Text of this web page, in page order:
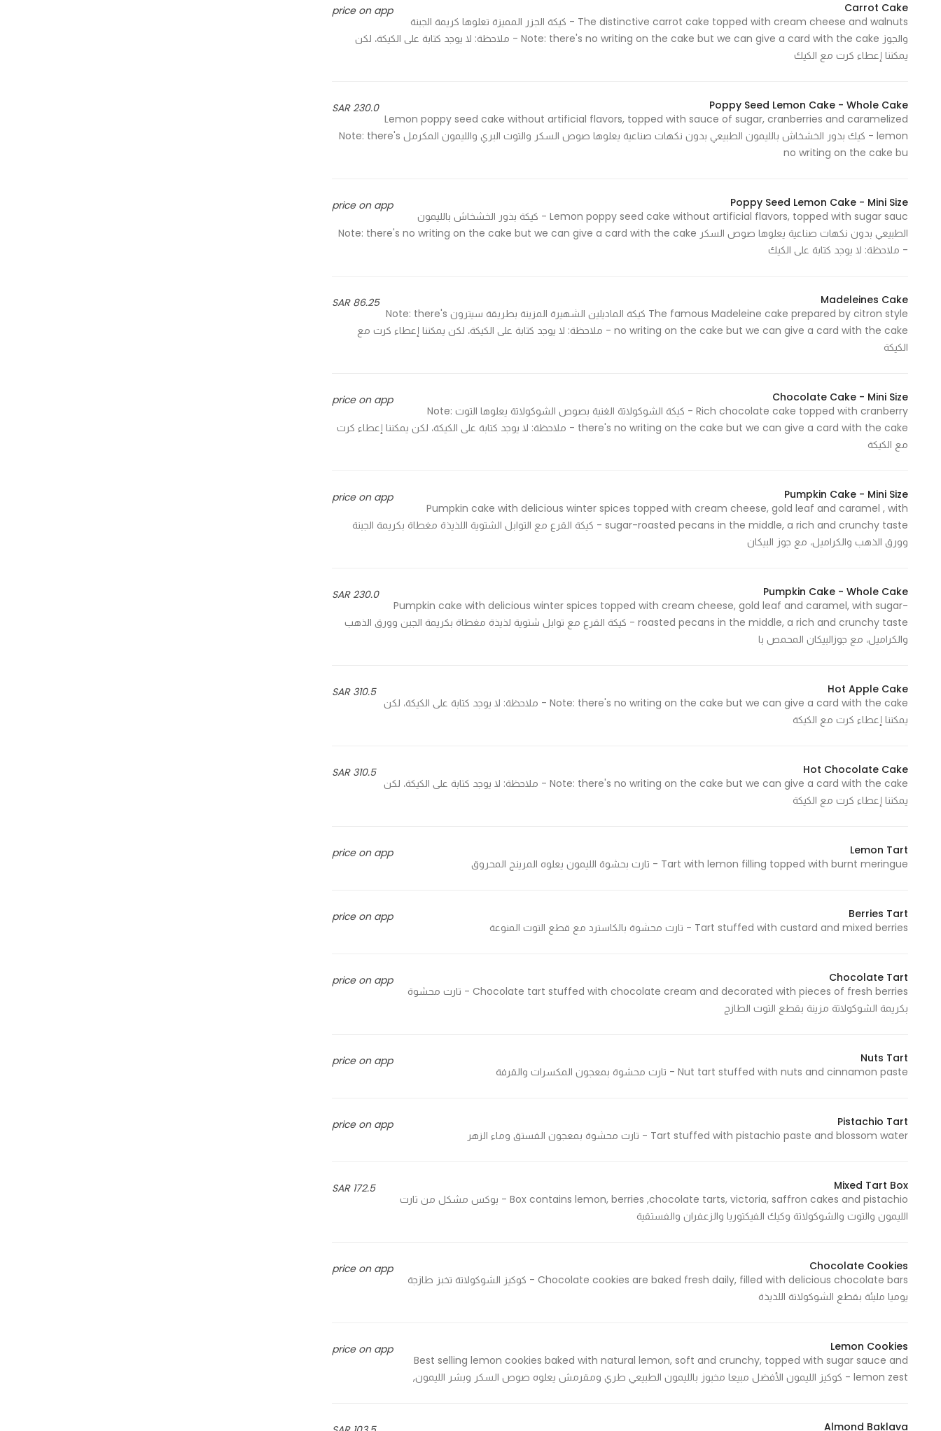
price on app
Carrot Cake
The distinctive carrot cake topped with cream cheese and walnuts - كيكة الجزر المميزة تعلوها كريمة الجبنة
والجوز Note: there's no writing on the cake but we can give a card with the cake - ملاحظة: لا يوجد كتابة على الكيكة، لكن
يمكننا إعطاء كرت مع الكيك
230.0 SAR
Poppy Seed Lemon Cake - Whole Cake
Lemon poppy seed cake without artificial flavors, topped with sauce of sugar, cranberries and caramelized
lemon - كيك بذور الخشخاش بالليمون الطبيعي بدون نكهات صناعية يعلوها صوص السكر والتوت البري والليمون المكرمل Note: there's
no writing on the cake bu
price on app
Poppy Seed Lemon Cake - Mini Size
Lemon poppy seed cake without artificial flavors, topped with sugar sauc - كيكة بذور الخشخاش بالليمون
الطبيعي بدون نكهات صناعية يعلوها صوص السكر Note: there's no writing on the cake but we can give a card with the cake
- ملاحظة: لا يوجد كتابة على الكيك
86.25 SAR
Madeleines Cake
The famous Madeleine cake prepared by citron style كيكة الماديلين الشهيرة المزينة بطريقة سيترون Note: there's
no writing on the cake but we can give a card with the cake - ملاحظة: لا يوجد كتابة على الكيكة، لكن يمكننا إعطاء كرت مع
الكيكة
price on app
Chocolate Cake - Mini Size
Rich chocolate cake topped with cranberry - كيكة الشوكولاتة الغنية بصوص الشوكولاتة يعلوها التوت Note:
there's no writing on the cake but we can give a card with the cake - ملاحظة: لا يوجد كتابة على الكيكة، لكن يمكننا إعطاء كرت
مع الكيكة
price on app
Pumpkin Cake - Mini Size
Pumpkin cake with delicious winter spices topped with cream cheese, gold leaf and caramel , with
sugar-roasted pecans in the middle, a rich and crunchy taste - كيكة القرع مع التوابل الشتوية اللذيذة مغطاة بكريمة الجبنة
وورق الذهب والكراميل، مع جوز البيكان
230.0 SAR
Pumpkin Cake - Whole Cake
Pumpkin cake with delicious winter spices topped with cream cheese, gold leaf and caramel, with sugar-
roasted pecans in the middle, a rich and crunchy taste - كيكة القرع مع توابل شتوية لذيذة مغطاة بكريمة الجبن وورق الذهب
والكراميل، مع جوزالبيكان المحمص با
310.5 SAR
Hot Apple Cake
Note: there's no writing on the cake but we can give a card with the cake - ملاحظة: لا يوجد كتابة على الكيكة، لكن
يمكننا إعطاء كرت مع الكيكة
310.5 SAR
Hot Chocolate Cake
Note: there's no writing on the cake but we can give a card with the cake - ملاحظة: لا يوجد كتابة على الكيكة، لكن
يمكننا إعطاء كرت مع الكيكة
price on app
Lemon Tart
Tart with lemon filling topped with burnt meringue - تارت بحشوة الليمون يعلوه المرينج المحروق
price on app
Berries Tart
Tart stuffed with custard and mixed berries - تارت محشوة بالكاسترد مع قطع التوت المنوعة
price on app
Chocolate Tart
Chocolate tart stuffed with chocolate cream and decorated with pieces of fresh berries - تارت محشوة
بكريمة الشوكولاتة مزينة بقطع التوت الطازج
price on app
Nuts Tart
Nut tart stuffed with nuts and cinnamon paste - تارت محشوة بمعجون المكسرات والقرفة
price on app
Pistachio Tart
Tart stuffed with pistachio paste and blossom water - تارت محشوة بمعجون الفستق وماء الزهر
172.5 SAR
Mixed Tart Box
Box contains lemon, berries ,chocolate tarts, victoria, saffron cakes and pistachio - بوكس مشكل من تارت
الليمون والتوت والشوكولاتة وكيك الفيكتوريا والزعفران والفستقية
price on app
Chocolate Cookies
Chocolate cookies are baked fresh daily, filled with delicious chocolate bars - كوكيز الشوكولاتة تخبز طازجة
يوميا مليئة بقطع الشوكولاتة اللذيذة
price on app
Lemon Cookies
Best selling lemon cookies baked with natural lemon, soft and crunchy, topped with sugar sauce and
lemon zest - كوكيز الليمون الأفضل مبيعا مخبوز بالليمون الطبيعي طري ومقرمش يعلوه صوص السكر وبشر الليمون,
Almond Baklava
these
cookies,
some
disappear
from the
website.
By sharing
interests and
site, you
increase the
chance of
seeing
offers.